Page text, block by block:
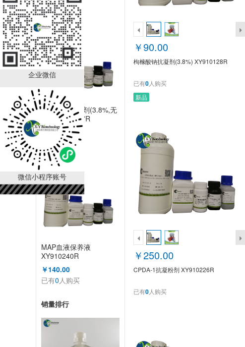
企业微信
微信小程序账号
已有0人购买
枸橼酸钠抗凝剂(3.8%,无
菌) XY910127R
￥130.00
0人购买
MAP血液保养液
XY910240R
￥140.00
已有0人购买
销量排行
￥90.00
枸橼酸钠抗凝剂(3.8%) XY910128R
已有0人购买
新品
￥250.00
CPDA-1抗凝粉剂 XY910226R
已有0人购买